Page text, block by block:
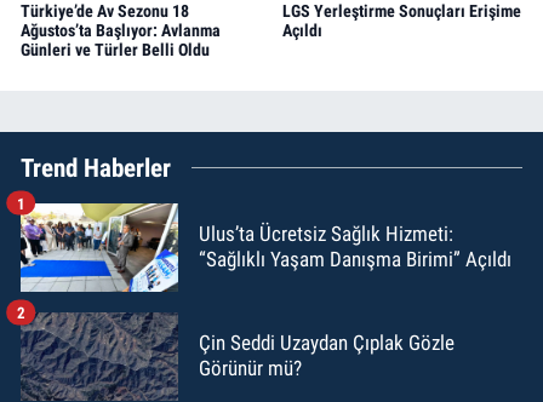
Türkiye’de Av Sezonu 18
Ağustos’ta Başlıyor: Avlanma
Günleri ve Türler Belli Oldu
LGS Yerleştirme Sonuçları Erişime
Açıldı
Trend Haberler
Ulus’ta Ücretsiz Sağlık Hizmeti:
“Sağlıklı Yaşam Danışma Birimi” Açıldı
1
Çin Seddi Uzaydan Çıplak Gözle
Görünür mü?
2